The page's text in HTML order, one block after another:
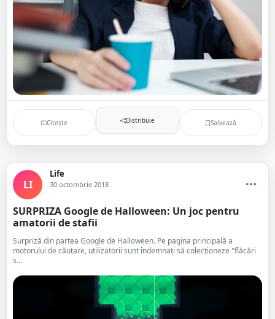
Citește Distribuie Salvează
LI
Life
30 octombrie 2018
SURPRIZA Google de Halloween: Un joc pentru
amatorii de stafii
Surpriză din partea Google de Halloween. Pe pagina principală a
motorului de căutare, utilizatorii sunt îndemnați să colecționeze "flăcări
s...